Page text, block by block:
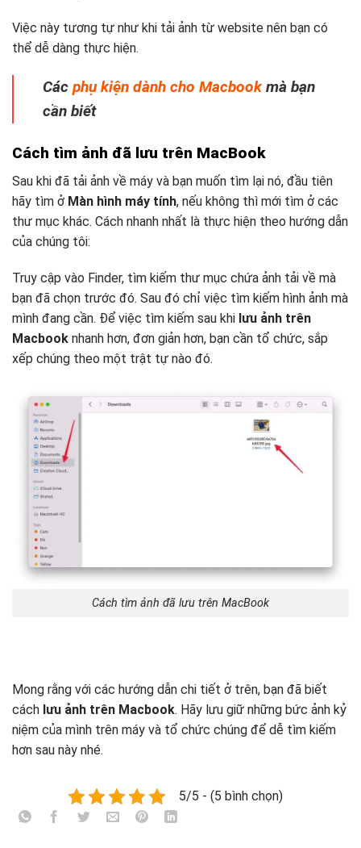
Việc này tương tự như khi tải ảnh từ website nên bạn có
thể dễ dàng thực hiện.
Các phụ kiện dành cho Macbookmà bạn
cần biết
Cách tìm ảnh đã lưu trên MacBook
Sau khi đã tải ảnh về máy và bạn muốn tìm lại nó, đầu tiên
hãy tìm ở Màn hình máy tính, nếu không thì mới tìm ở các
thư mục khác. Cách nhanh nhất là thực hiện theo hướng dẫn
của chúng tôi:
Truy cập vào Finder, tìm kiếm thư mục chứa ảnh tải về mà
bạn đã chọn trước đó. Sau đó chỉ việc tìm kiếm hình ảnh mà
mình đang cần. Để việc tìm kiếm sau khi lưu ảnh trên
Macbook nhanh hơn, đơn giản hơn, bạn cần tổ chức, sắp
xếp chúng theo một trật tự nào đó.
Cách tìm ảnh đã lưu trên MacBook
Mong rằng với các hướng dẫn chi tiết ở trên, bạn đã biết
cách lưu ảnh trên Macbook. Hãy lưu giữ những bức ảnh kỷ
niệm của mình trên máy và tổ chức chúng để dễ tìm kiếm
hơn sau này nhé.
5/5 - (5 bình chọn)